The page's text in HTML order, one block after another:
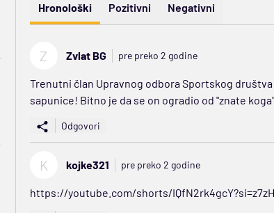
Hronološki Pozitivni Negativni
Z Zvlat BG pre preko 2 godine
Trenutni član Upravnog odbora Sportskog
sapunice! Bitno je da se on ogradio od "znate koga".
Odgovori
K kojke321 pre preko 2 godine
https://youtube.com/shorts/